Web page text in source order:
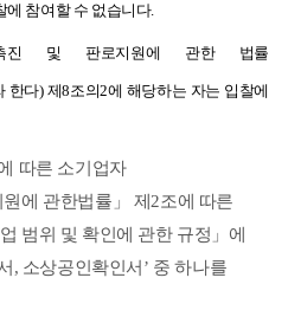
에 참여할 수 없습니다.
촉진 및 판로지원에 관한 법률
한다) 제8조의2에 해당하는 자는 입찰에
따른 소기업자
에 관한법률 」 제 2조에 따른
범위 및 확인에 관한 규정 」 에
, 소상공인확인서 ’ 중 하나를